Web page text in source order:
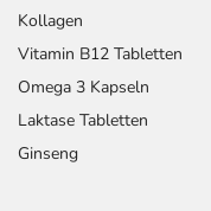
Kollagen
Vitamin B12 Tabletten
Omega 3 Kapseln
Laktase Tabletten
Ginseng